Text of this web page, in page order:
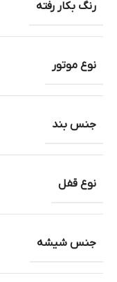
رنگ بکار رفته
نوع موتور
جنس بند
نوع قفل
جنس شیشه